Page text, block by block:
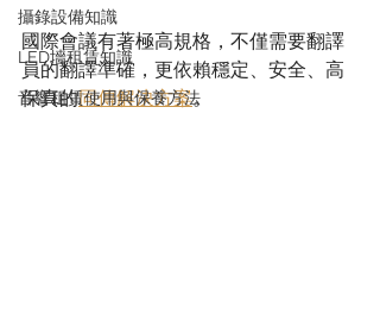
攝錄設備知識
LED墻租賃知識
音響租賃使用與保養方法
國際會議有著極高規格，不僅需要翻譯
員的翻譯準確，更依賴穩定、安全、高
保真的同傳解決方案。